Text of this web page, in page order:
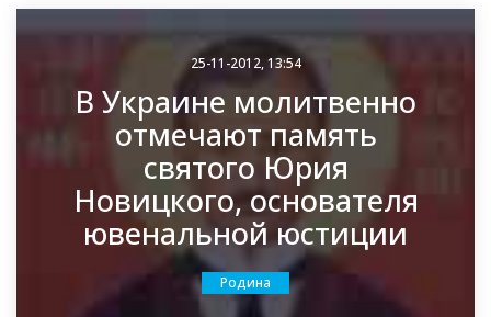
25-11-2012, 13:54
В Украине молитвенно
отмечают память
святого Юрия
Новицкого, основателя
ювенальной юстиции
Родина